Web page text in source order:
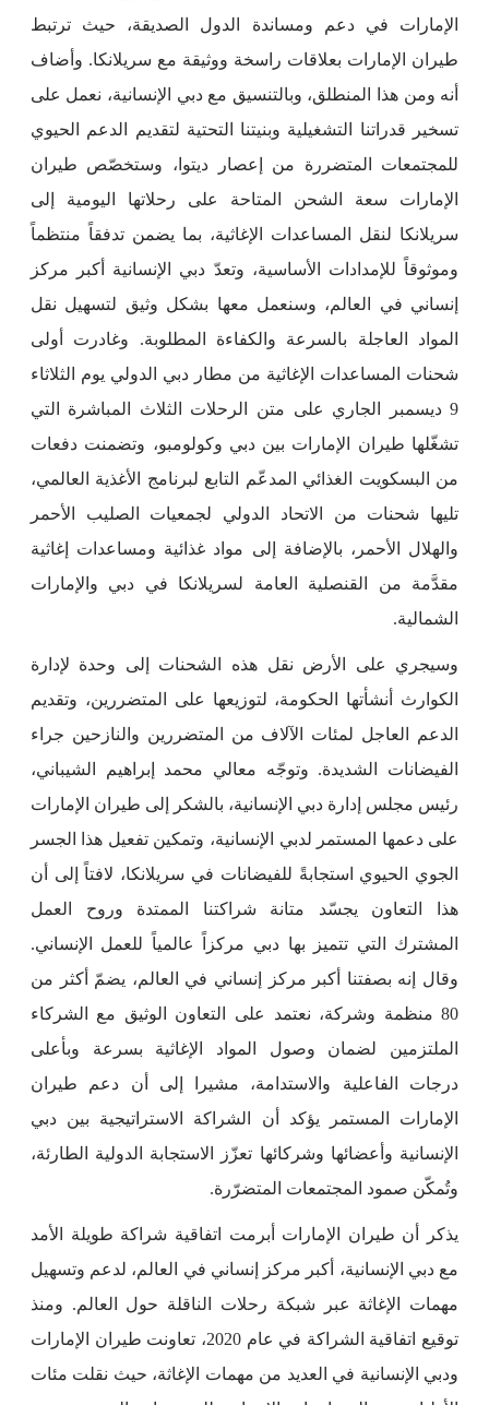
الإمارات في دعم ومساندة الدول الصديقة، حيث ترتبط
طيران الإمارات بعلاقات راسخة ووثيقة مع سريلانكا. وأضاف
أنه ومن هذا المنطلق، وبالتنسيق مع دبي الإنسانية، نعمل على
تسخير قدراتنا التشغيلية وبنيتنا التحتية لتقديم الدعم الحيوي
للمجتمعات المتضررة من إعصار ديتوا، وستخصّص طيران
الإمارات سعة الشحن المتاحة على رحلاتها اليومية إلى
سريلانكا لنقل المساعدات الإغاثية، بما يضمن تدفقاً منتظماً
وموثوقاً للإمدادات الأساسية، وتعدّ دبي الإنسانية أكبر مركز
إنساني في العالم، وسنعمل معها بشكل وثيق لتسهيل نقل
المواد العاجلة بالسرعة والكفاءة المطلوبة. وغادرت أولى
شحنات المساعدات الإغاثية من مطار دبي الدولي يوم الثلاثاء
9 ديسمبر الجاري على متن الرحلات الثلاث المباشرة التي
تشغّلها طيران الإمارات بين دبي وكولومبو، وتضمنت دفعات
من البسكويت الغذائي المدعّم التابع لبرنامج الأغذية العالمي،
تليها شحنات من الاتحاد الدولي لجمعيات الصليب الأحمر
والهلال الأحمر، بالإضافة إلى مواد غذائية ومساعدات إغاثية
مقدَّمة من القنصلية العامة لسريلانكا في دبي والإمارات
الشمالية.
وسيجري على الأرض نقل هذه الشحنات إلى وحدة لإدارة
الكوارث أنشأتها الحكومة، لتوزيعها على المتضررين، وتقديم
الدعم العاجل لمئات الآلاف من المتضررين والنازحين جراء
الفيضانات الشديدة. وتوجّه معالي محمد إبراهيم الشيباني،
رئيس مجلس إدارة دبي الإنسانية، بالشكر إلى طيران الإمارات
على دعمها المستمر لدبي الإنسانية، وتمكين تفعيل هذا الجسر
الجوي الحيوي استجابةً للفيضانات في سريلانكا، لافتاً إلى أن
هذا التعاون يجسّد متانة شراكتنا الممتدة وروح العمل
المشترك التي تتميز بها دبي مركزاً عالمياً للعمل الإنساني.
وقال إنه بصفتنا أكبر مركز إنساني في العالم، يضمّ أكثر من
80 منظمة وشركة، نعتمد على التعاون الوثيق مع الشركاء
الملتزمين لضمان وصول المواد الإغاثية بسرعة وبأعلى
درجات الفاعلية والاستدامة، مشيرا إلى أن دعم طيران
الإمارات المستمر يؤكد أن الشراكة الاستراتيجية بين دبي
الإنسانية وأعضائها وشركائها تعزّز الاستجابة الدولية الطارئة،
وتُمكّن صمود المجتمعات المتضرّرة.
يذكر أن طيران الإمارات أبرمت اتفاقية شراكة طويلة الأمد
مع دبي الإنسانية، أكبر مركز إنساني في العالم، لدعم وتسهيل
مهمات الإغاثة عبر شبكة رحلات الناقلة حول العالم. ومنذ
توقيع اتفاقية الشراكة في عام 2020، تعاونت طيران الإمارات
ودبي الإنسانية في العديد من مهمات الإغاثة، حيث نقلت مئات